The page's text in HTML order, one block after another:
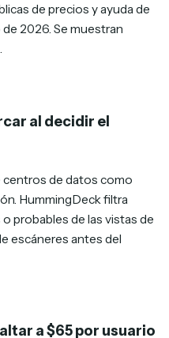
de precios y ayuda de
2026. Se muestran
al decidir el
centros de datos como
HummingDeck filtra
probables de las vistas de
escáneres antes del
a $65 por usuario